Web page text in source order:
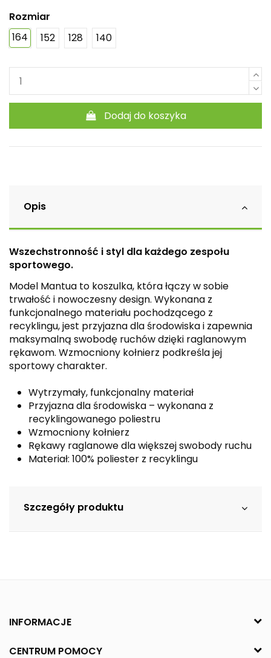
Rozmiar
164
152 128 140
Dodaj do koszyka
Opis
Wszechstronność i styl dla każdego zespołu
sportowego.
Model Mantua to koszulka, która łączy w sobie
trwałość i nowoczesny design. Wykonana z
funkcjonalnego materiału pochodzącego z
recyklingu, jest przyjazna dla środowiska i zapewnia
maksymalną swobodę ruchów dzięki raglanowym
rękawom. Wzmocniony kołnierz podkreśla jej
sportowy charakter.
Wytrzymały, funkcjonalny materiał
Przyjazna dla środowiska – wykonana z
recyklingowanego poliestru
Wzmocniony kołnierz
Rękawy raglanowe dla większej swobody ruchu
Materiał: 100% poliester z recyklingu
Szczegóły produktu
INFORMACJE
CENTRUM POMOCY